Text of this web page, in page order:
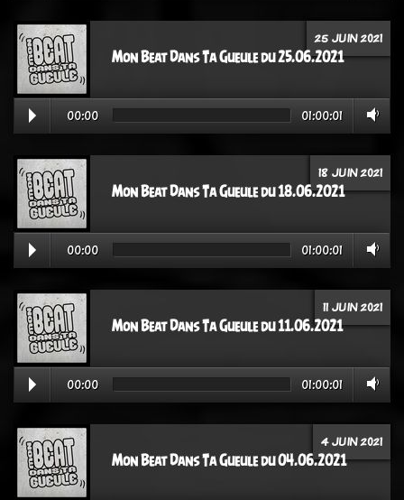
25 JUIN 2021
Mon Beat Dans Ta Gueule du 25.06.2021
00:00 01:00:01
18 JUIN 2021
Mon Beat Dans Ta Gueule du 18.06.2021
00:00 01:00:01
11 JUIN 2021
Mon Beat Dans Ta Gueule du 11.06.2021
00:00 01:00:01
4 JUIN 2021
Mon Beat Dans Ta Gueule du 04.06.2021